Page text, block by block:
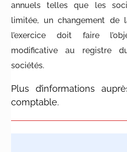
annuels telles que les
limitée, un changement
l’exercice doit faire
modificative au registre
sociétés.
Plus d’informations
comptable.